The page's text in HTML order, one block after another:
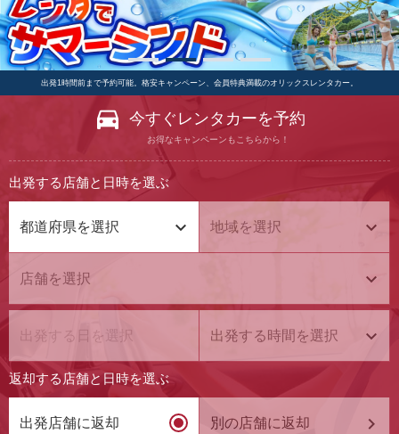
今すぐレンタカーを予約
お得なキャンペーンもこちらから！
出発する店舗と日時を選ぶ
返却する店舗と日時を選ぶ
出発店舗に返却 別の店舗に返却
出発1時間前まで予約可能。格安キャンペーン、会員特典満載のオリックスレンタカー。